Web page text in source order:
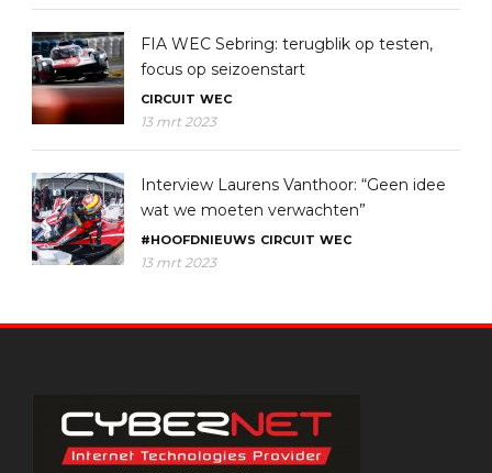
FIA WEC Sebring: terugblik op testen,
focus op seizoenstart
CIRCUIT WEC
13 mrt 2023
Interview Laurens Vanthoor: “Geen idee
wat we moeten verwachten”
#HOOFDNIEUWS CIRCUIT WEC
13 mrt 2023